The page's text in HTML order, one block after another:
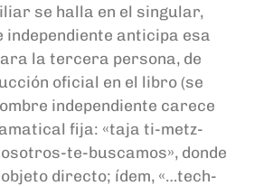
se halla en el singular,
independiente anticipa esa
la tercera persona, de
oficial en el libro (se
independiente carece
fija: «taja ti-metz-
te-buscamos», donde
directo; ídem, «…tech-